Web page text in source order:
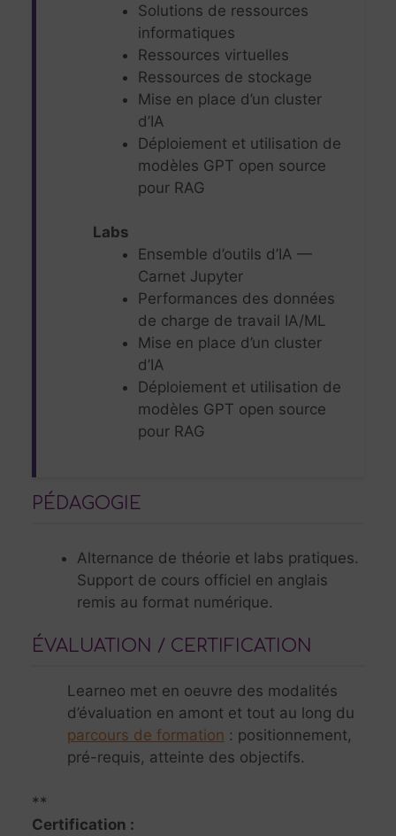
Solutions de ressources
informatiques
Ressources virtuelles
Ressources de stockage
Mise en place d’un cluster
d’IA
Déploiement et utilisation de
modèles GPT open source
pour RAG
Labs
Ensemble d’outils d’IA —
Carnet Jupyter
Performances des données
de charge de travail IA/ML
Mise en place d’un cluster
d’IA
Déploiement et utilisation de
modèles GPT open source
pour RAG
PÉDAGOGIE
Alternance de théorie et labs pratiques.
Support de cours officiel en anglais
remis au format numérique.
ÉVALUATION / CERTIFICATION
Learneo met en oeuvre des modalités
d’évaluation en amont et tout au long du
parcours de formation : positionnement,
pré-requis, atteinte des objectifs.
**
Certification :